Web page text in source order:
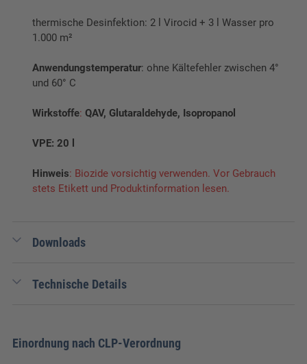
thermische Desinfektion: 2 l Virocid + 3 l Wasser pro
1.000 m²
Anwendungstemperatur: ohne Kältefehler zwischen 4°
und 60° C
Wirkstoffe:QAV, Glutaraldehyde, Isopropanol
VPE: 20 l
Hinweis: Biozide vorsichtig verwenden. Vor Gebrauch
stets Etikett und Produktinformation lesen.
Downloads
Sicherheitsdatenblatt Virocid
Technische Details
Gewicht:
Einordnung nach CLP-Verordnung